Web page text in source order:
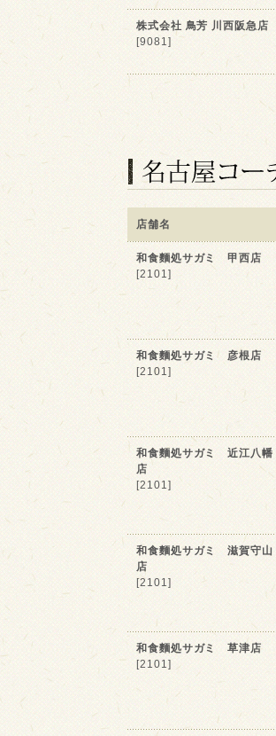
株式会社 鳥芳 川西阪急店
[9081]
店舗名
和食麵処サガミ 甲西店
[2101]
和食麵処サガミ 彦根店
[2101]
和食麵処サガミ 近江八幡
店
[2101]
和食麵処サガミ 滋賀守山
店
[2101]
和食麵処サガミ 草津店
[2101]